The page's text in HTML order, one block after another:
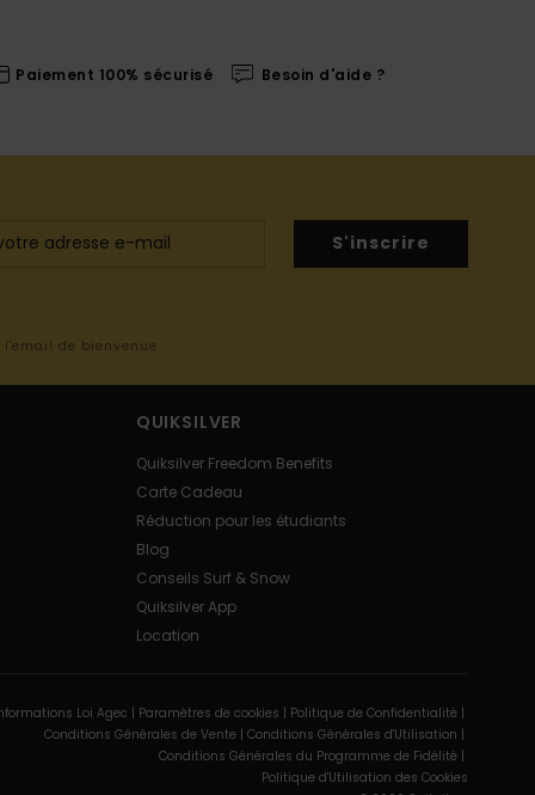
Paiement 100% sécurisé Besoin d'aide ?
S'inscrire
de bienvenue
QUIKSILVER
Quiksilver Freedom Benefits
Carte Cadeau
Réduction pour les étudiants
Blog
Conseils Surf & Snow
Quiksilver App
Location
Loi Agec | Paramètres de cookies | Politique de Confidentialité |
Conditions Générales de Vente | Conditions Générales d'Utilisation |
Conditions Générales du Programme de Fidélité |
Politique d'Utilisation des Cookies